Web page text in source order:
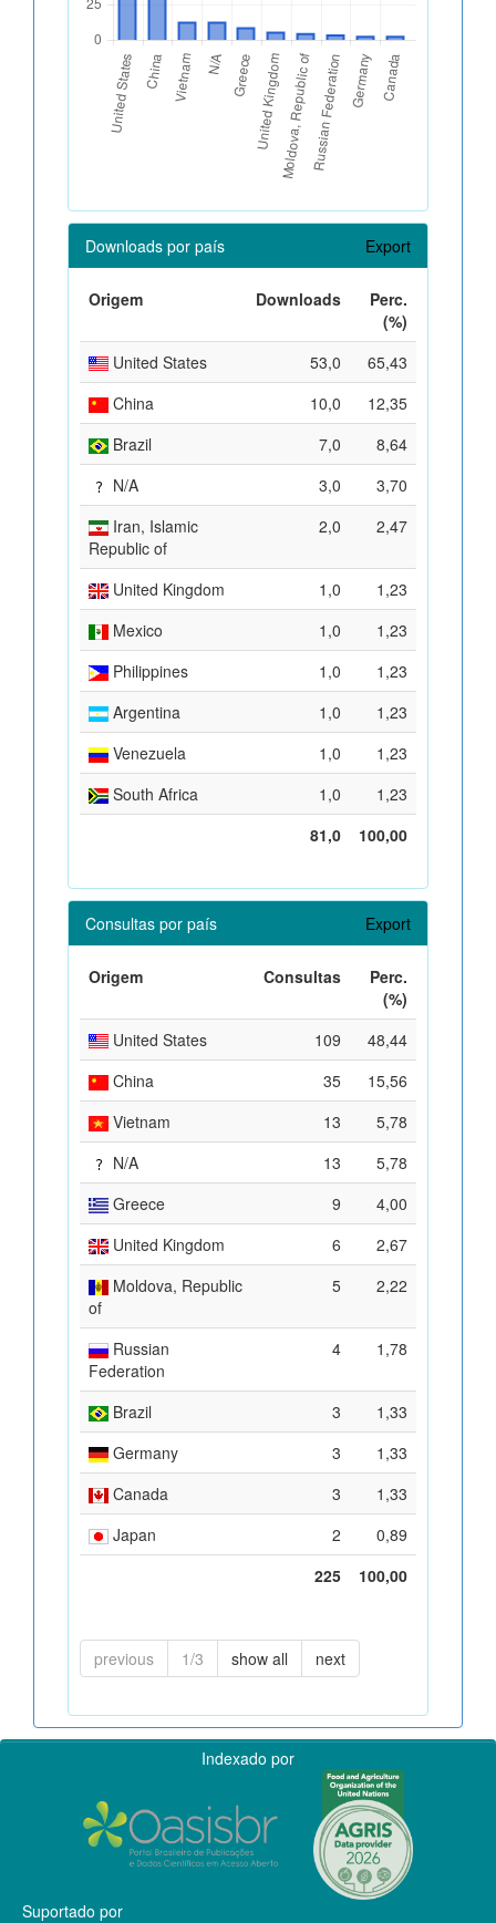
Downloads por país Export
Origem Downloads
Perc.
(%)
United States
53,0
65,43
China
10,0
12,35
Brazil
7,0
8,64
N/A
3,0
3,70
Iran, Islamic
Republic of
2,0 2,47
United Kingdom 1,0
1,23
Mexico
1,0
1,23
Philippines
1,0
1,23
Argentina
1,0
1,23
Venezuela
1,0
1,23
South Africa
1,0
1,23
81,0
100,00
Consultas por país Export
Origem Consultas
Perc.
(%)
United States
109
48,44
China
35
15,56
Vietnam
13
5,78
N/A
13
5,78
Greece
9
4,00
United Kingdom
6
2,67
Moldova, Republic
of
5 2,22
Russian
Federation
4 1,78
Brazil 3
1,33
Germany
3
1,33
Canada
3
1,33
Japan
2
0,89
225
100,00
previous 1/3 show all next
Indexado por
Suportado por